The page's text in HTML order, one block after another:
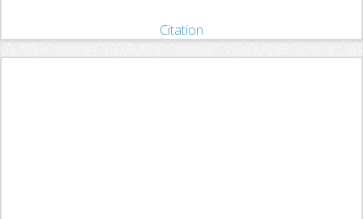
Citation